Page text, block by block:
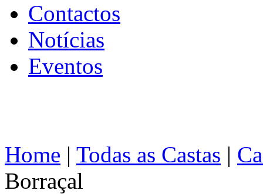
Contactos
Notícias
Eventos
Home | Todas as Castas |
Borraçal